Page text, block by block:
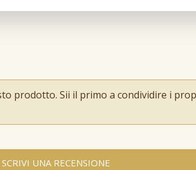
prodotto. Sii il primo a condividire i
SCRIVI UNA RECENSIONE